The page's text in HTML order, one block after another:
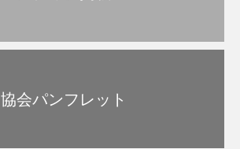
協会パンフレット